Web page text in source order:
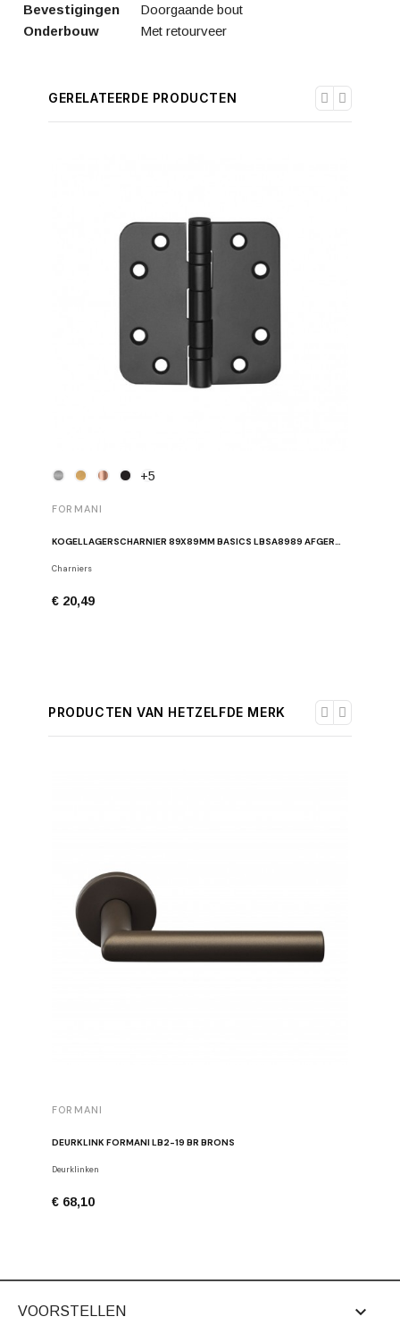
Bevestigingen
Doorgaande bout
Onderbouw
Met retourveer
GERELATEERDE PRODUCTEN
+5
FORMANI
KOGELLAGERSCHARNIER 89X89MM BASICS LBSA8989 AFGERONDE HOEKEN
Charniers
€ 20,49
PRODUCTEN VAN HETZELFDE MERK
FORMANI
DEURKLINK FORMANI LB2-19 BR BRONS
Deurklinken
€ 68,10
VOORSTELLEN 